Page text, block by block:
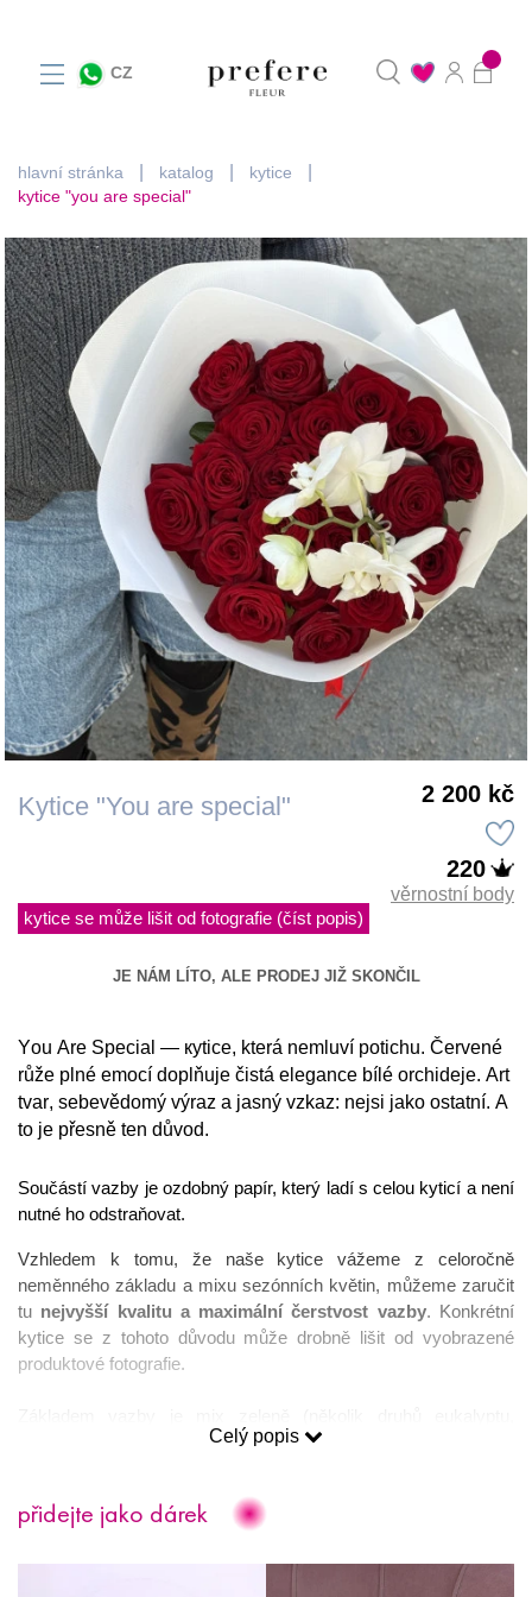
CZ
hlavní stránka katalog
kytice
kytice "you are special"
Kytice "You are special" 2 200 kč
220
věrnostní body
kytice se může lišit od fotografie (číst popis)
JE NÁM LÍTO, ALE PRODEJ JIŽ SKONČIL
You Are Special — кytice, která nemluví potichu. Červené
růže plné emocí doplňuje čistá elegance bílé orchideje. Art
tvar, sebevědomý výraz a jasný vzkaz: nejsi jako ostatní. A
to je přesně ten důvod.
Součástí vazby je ozdobný papír, který ladí s celou kyticí a není
nutné ho odstraňovat.
Vzhledem k tomu, že naše kytice vážeme z celoročně
neměnného základu a mixu sezónních květin, můžeme zaručit
tu nejvyšší kvalitu a maximální čerstvost vazby. Konkrétní
kytice se z tohoto důvodu může drobně lišit od vyobrazené
produktové fotografie.
Kytice je dostupná v jedné velikosti, která je
vyobrazena na hlavní fotografii.
Nepatrná vůně. Kytice je intenzitou své vůně
Celý popis
přidejte jako dárek